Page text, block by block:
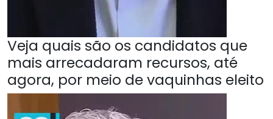
Veja quais são os candidatos que
mais arrecadaram recursos, até
agora, por meio de vaquinhas eleito